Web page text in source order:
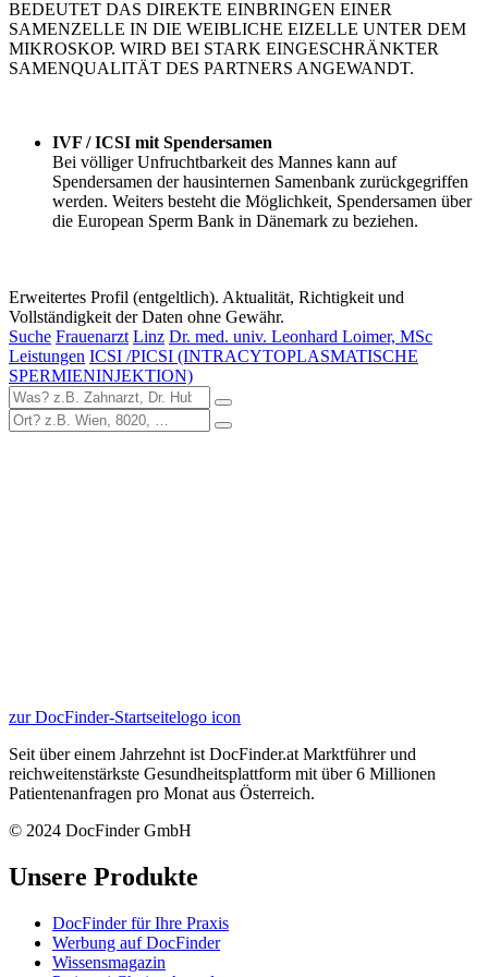
BEDEUTET DAS DIREKTE EINBRINGEN EINER
SAMENZELLE IN DIE WEIBLICHE EIZELLE UNTER DEM
MIKROSKOP. WIRD BEI STARK EINGESCHRÄNKTER
SAMENQUALITÄT DES PARTNERS ANGEWANDT.
IVF / ICSI mit Spendersamen
Bei völliger Unfruchtbarkeit des Mannes kann auf
Spendersamen der hausinternen Samenbank zurückgegriffen
werden. Weiters besteht die Möglichkeit, Spendersamen über
die European Sperm Bank in Dänemark zu beziehen.
Erweitertes Profil (entgeltlich). Aktualität, Richtigkeit und
Vollständigkeit der Daten ohne Gewähr.
Suche Frauenarzt Linz Dr. med. univ. Leonhard Loimer, MSc
Leistungen ICSI /PICSI (INTRACYTOPLASMATISCHE
SPERMIENINJEKTION)
zur DocFinder-Startseitelogo icon
Seit über einem Jahrzehnt ist DocFinder.at Marktführer und
reichweitenstärkste Gesundheitsplattform mit über 6 Millionen
Patientenanfragen pro Monat aus Österreich.
© 2024 DocFinder GmbH
Unsere Produkte
DocFinder für Ihre Praxis
Werbung auf DocFinder
Wissensmagazin